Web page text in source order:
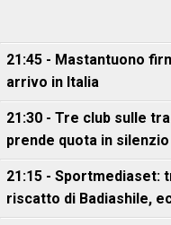
21:45 - Mastantuono
arrivo in Italia
21:30 - Tre club sulle
prende quota in silenzio
21:15 - Sportmediaset:
riscatto di Badiashile,